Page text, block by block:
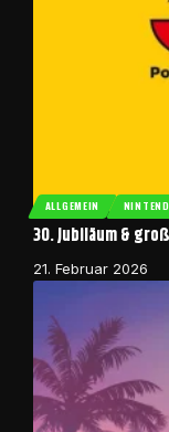
ALLGEMEIN
30. Jubiläum &
21. Februar 2026